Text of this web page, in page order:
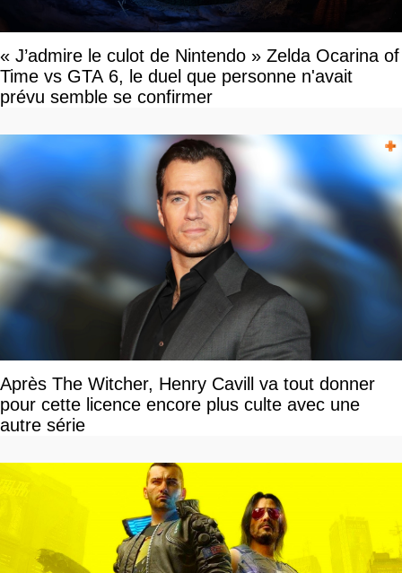
« J’admire le culot de Nintendo » Zelda Ocarina of
Time vs GTA 6, le duel que personne n'avait
prévu semble se confirmer
Après The Witcher, Henry Cavill va tout donner
pour cette licence encore plus culte avec une
autre série